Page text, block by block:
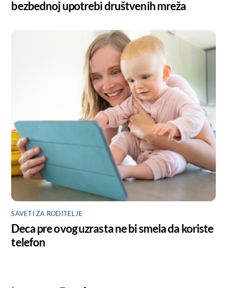
bezbednoj upotrebi društvenih mreža
SAVETI ZA RODITELJE
Deca pre ovog uzrasta ne bi smela da koriste
telefon